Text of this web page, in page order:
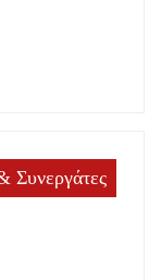
Συνεργάτες